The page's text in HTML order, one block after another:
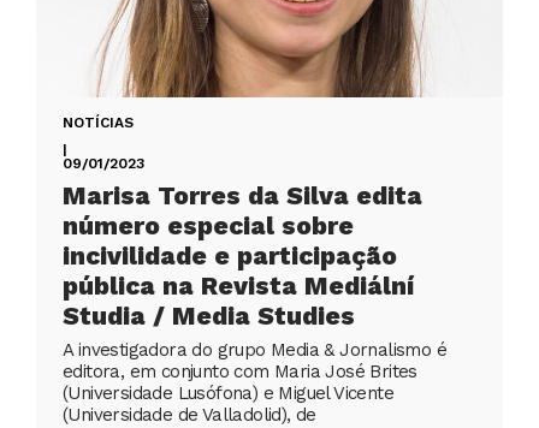
NOTÍCIAS
|
09/01/2023
Marisa Torres da Silva edita
número especial sobre
incivilidade e participação
pública na Revista Mediální
Studia / Media Studies
A investigadora do grupo Media & Jornalismo é
editora, em conjunto com Maria José Brites
(Universidade Lusófona) e Miguel Vicente
(Universidade de Valladolid), de